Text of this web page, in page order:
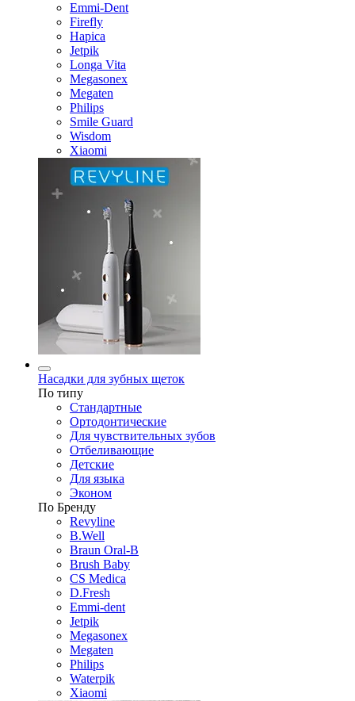
Emmi-Dent
Firefly
Hapica
Jetpik
Longa Vita
Megasonex
Megaten
Philips
Smile Guard
Wisdom
Xiaomi
Насадки для зубных щеток
По типу
Стандартные
Ортодонтические
Для чувствительных зубов
Отбеливающие
Детские
Для языка
Эконом
По Бренду
Revyline
B.Well
Braun Oral-B
Brush Baby
CS Medica
D.Fresh
Emmi-dent
Jetpik
Megasonex
Megaten
Philips
Waterpik
Xiaomi